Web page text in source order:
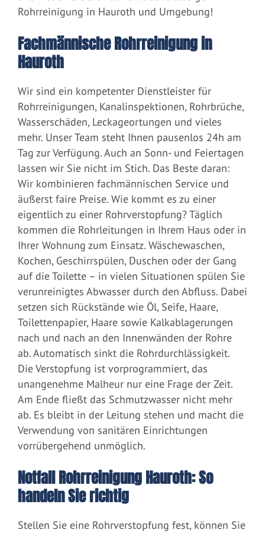
Rohrreinigung in Hauroth und Umgebung!
Fachmännische Rohrreinigung in
Hauroth
Wir sind ein kompetenter Dienstleister für
Rohrreinigungen, Kanalinspektionen, Rohrbrüche,
Wasserschäden, Leckageortungen und vieles
mehr. Unser Team steht Ihnen pausenlos 24h am
Tag zur Verfügung. Auch an Sonn- und Feiertagen
lassen wir Sie nicht im Stich. Das Beste daran:
Wir kombinieren fachmännischen Service und
äußerst faire Preise. Wie kommt es zu einer
eigentlich zu einer Rohrverstopfung? Täglich
kommen die Rohrleitungen in Ihrem Haus oder in
Ihrer Wohnung zum Einsatz. Wäschewaschen,
Kochen, Geschirrspülen, Duschen oder der Gang
auf die Toilette – in vielen Situationen spülen Sie
verunreinigtes Abwasser durch den Abfluss. Dabei
setzen sich Rückstände wie Öl, Seife, Haare,
Toilettenpapier, Haare sowie Kalkablagerungen
nach und nach an den Innenwänden der Rohre
ab. Automatisch sinkt die Rohrdurchlässigkeit.
Die Verstopfung ist vorprogrammiert, das
unangenehme Malheur nur eine Frage der Zeit.
Am Ende fließt das Schmutzwasser nicht mehr
ab. Es bleibt in der Leitung stehen und macht die
Verwendung von sanitären Einrichtungen
vorrübergehend unmöglich.
Notfall Rohrreinigung Hauroth: So
handeln Sie richtig
Stellen Sie eine Rohrverstopfung fest, können Sie